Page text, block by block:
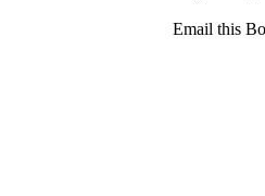
Email this